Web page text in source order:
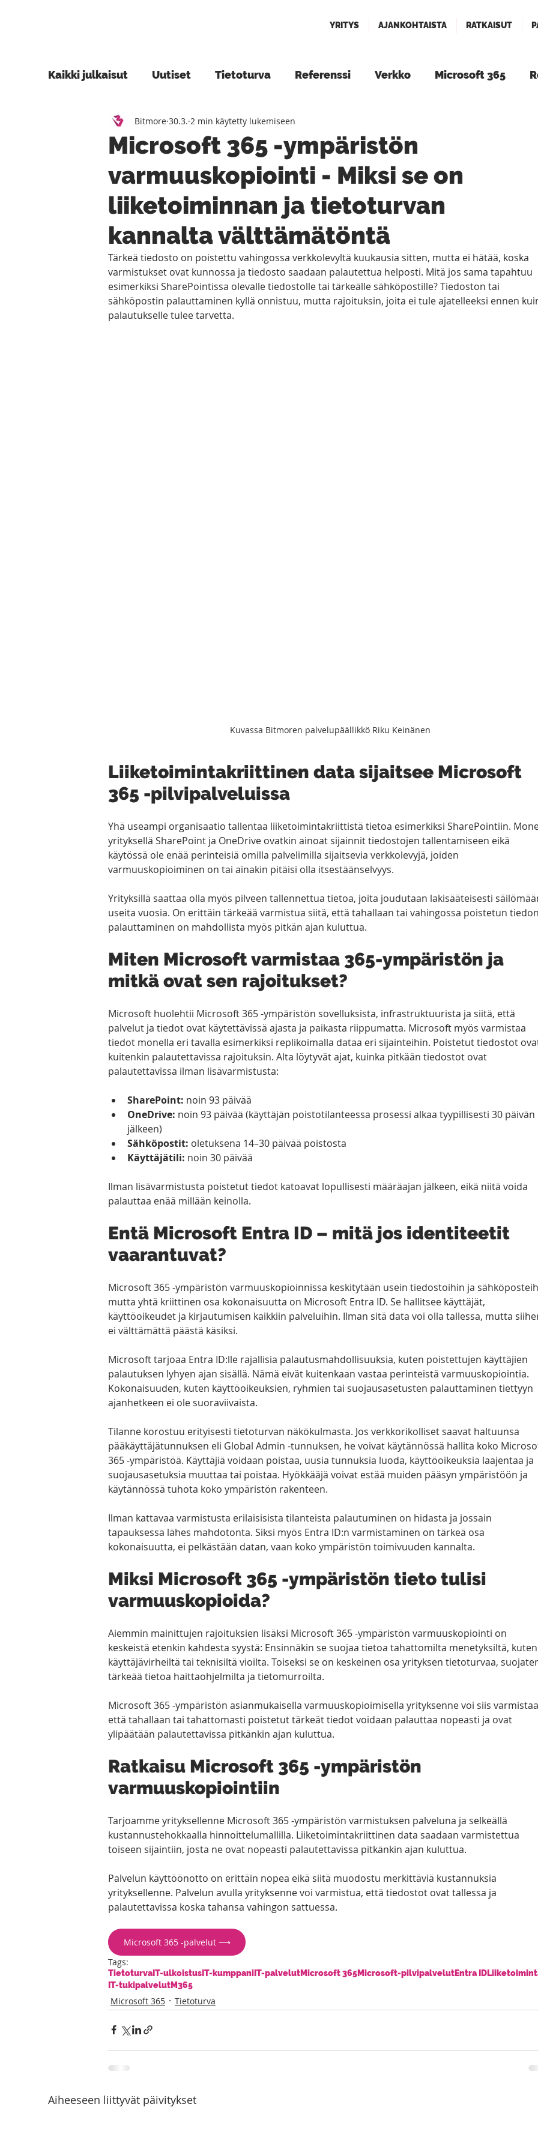
YRITYS AJANKOHTAISTA RATKAISUT
Kaikki julkaisut Uutiset Tietoturva Referenssi Verkko Microsoft 365
Azure Power Platform Tapahtumat
Microsoft 365 -ympäristön
varmuuskopiointi - Miksi se on
liiketoiminnan ja tietoturvan
kannalta välttämätöntä
Bitmore 30.3. 2 min käytetty lukemiseen
Tärkeä tiedosto on poistettu vahingossa verkkolevyltä kuukausia sitten, mutta ei hätää, koska
varmistukset ovat kunnossa ja tiedosto saadaan palautettua helposti. Mitä jos sama tapahtuu
esimerkiksi SharePointissa olevalle tiedostolle tai tärkeälle sähköpostille? Tiedoston tai
sähköpostin palauttaminen kyllä onnistuu, mutta rajoituksin, joita ei tule ajatelleeksi ennen
palautukselle tulee tarvetta.
Kuvassa Bitmoren palvelupäällikkö Riku Keinänen
Liiketoimintakriittinen data sijaitsee Microsoft
365 -pilvipalveluissa
Yhä useampi organisaatio tallentaa liiketoimintakriittistä tietoa esimerkiksi SharePointiin.
yrityksellä SharePoint ja OneDrive ovatkin ainoat sijainnit tiedostojen tallentamiseen eikä
käytössä ole enää perinteisiä omilla palvelimilla sijaitsevia verkkolevyjä, joiden
varmuuskopioiminen on tai ainakin pitäisi olla itsestäänselvyys.
Yrityksillä saattaa olla myös pilveen tallennettua tietoa, joita joudutaan lakisääteisesti
useita vuosia. On erittäin tärkeää varmistua siitä, että tahallaan tai vahingossa poistetun
palauttaminen on mahdollista myös pitkän ajan kuluttua.
Miten Microsoft varmistaa 365-ympäristön ja
mitkä ovat sen rajoitukset?
Microsoft huolehtii Microsoft 365 -ympäristön sovelluksista, infrastruktuurista ja siitä, että
palvelut ja tiedot ovat käytettävissä ajasta ja paikasta riippumatta. Microsoft myös varmistaa
tiedot monella eri tavalla esimerkiksi replikoimalla dataa eri sijainteihin. Poistetut tiedostot
kuitenkin palautettavissa rajoituksin. Alta löytyvät ajat, kuinka pitkään tiedostot ovat
palautettavissa ilman lisävarmistusta:
SharePoint: noin 93 päivää
OneDrive: noin 93 päivää (käyttäjän poistotilanteessa prosessi alkaa tyypillisesti 30 päivän
jälkeen)
Sähköpostit: oletuksena 14–30 päivää poistosta
Käyttäjätili: noin 30 päivää
Ilman lisävarmistusta poistetut tiedot katoavat lopullisesti määräajan jälkeen, eikä niitä voida
palauttaa enää millään keinolla.
Entä Microsoft Entra ID – mitä jos identiteetit
vaarantuvat?
Microsoft 365 -ympäristön varmuuskopioinnissa keskitytään usein tiedostoihin ja
mutta yhtä kriittinen osa kokonaisuutta on Microsoft Entra ID. Se hallitsee käyttäjät,
käyttöoikeudet ja kirjautumisen kaikkiin palveluihin. Ilman sitä data voi olla tallessa, mutta
ei välttämättä päästä käsiksi.
Microsoft tarjoaa Entra ID:lle rajallisia palautusmahdollisuuksia, kuten poistettujen käyttäjien
palautuksen lyhyen ajan sisällä. Nämä eivät kuitenkaan vastaa perinteistä varmuuskopiointia.
Kokonaisuuden, kuten käyttöoikeuksien, ryhmien tai suojausasetusten palauttaminen tiettyyn
ajanhetkeen ei ole suoraviivaista.
Tilanne korostuu erityisesti tietoturvan näkökulmasta. Jos verkkorikolliset saavat haltuunsa
pääkäyttäjätunnuksen eli Global Admin -tunnuksen, he voivat käytännössä hallita koko
365 -ympäristöä. Käyttäjiä voidaan poistaa, uusia tunnuksia luoda, käyttöoikeuksia laajentaa ja
suojausasetuksia muuttaa tai poistaa. Hyökkääjä voivat estää muiden pääsyn ympäristöön ja
käytännössä tuhota koko ympäristön rakenteen.
Ilman kattavaa varmistusta erilaisisista tilanteista palautuminen on hidasta ja jossain
tapauksessa lähes mahdotonta. Siksi myös Entra ID:n varmistaminen on tärkeä osa
kokonaisuutta, ei pelkästään datan, vaan koko ympäristön toimivuuden kannalta.
Miksi Microsoft 365 -ympäristön tieto tulisi
varmuuskopioida?
Aiemmin mainittujen rajoituksien lisäksi Microsoft 365 -ympäristön varmuuskopiointi on
keskeistä etenkin kahdesta syystä: Ensinnäkin se suojaa tietoa tahattomilta menetyksiltä,
käyttäjävirheiltä tai teknisiltä vioilta. Toiseksi se on keskeinen osa yrityksen tietoturvaa,
tärkeää tietoa haittaohjelmilta ja tietomurroilta.
Microsoft 365 -ympäristön asianmukaisella varmuuskopioimisella yrityksenne voi siis
että tahallaan tai tahattomasti poistetut tärkeät tiedot voidaan palauttaa nopeasti ja ovat
ylipäätään palautettavissa pitkänkin ajan kuluttua.
Ratkaisu Microsoft 365 -ympäristön
varmuuskopiointiin
Tarjoamme yrityksellenne Microsoft 365 -ympäristön varmistuksen palveluna ja selkeällä
kustannustehokkaalla hinnoittelumallilla. Liiketoimintakriittinen data saadaan varmistettua
toiseen sijaintiin, josta ne ovat nopeasti palautettavissa pitkänkin ajan kuluttua.
Palvelun käyttöönotto on erittäin nopea eikä siitä muodostu merkittäviä kustannuksia
yrityksellenne. Palvelun avulla yrityksenne voi varmistua, että tiedostot ovat tallessa ja
palautettavissa koska tahansa vahingon sattuessa.
Microsoft 365 -palvelut ⟶
Tags:
Tietoturva IT-ulkoistus IT-kumppani IT-palvelutMicrosoft 365Microsoft-pilvipalvelutEntra ID
IT-tukipalvelutM365
Microsoft 365 Tietoturva
Aiheeseen liittyvät päivitykset